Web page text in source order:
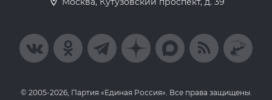
© 2005-2026, Партия «Единая Россия». Все права защищены.